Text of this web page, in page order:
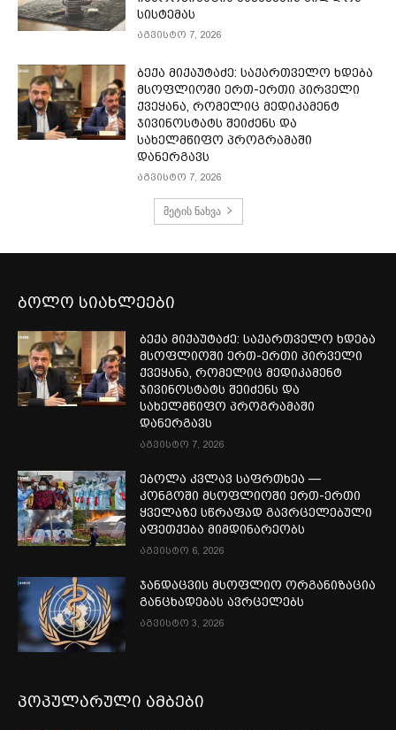
სისტემას
აგვისტო 7, 2026
ბექა მიქაუტაძე: საქართველო ხდება
მსოფლიოში ერთ-ერთი პირველი
ქვეყანა, რომელიც მედიკამენტ
ჯივინოსტატს შეიძენს და
სახელმწიფო პროგრამაში
დანერგავს
აგვისტო 7, 2026
მეტის ნახვა
ბოლო სიახლეები
ბექა მიქაუტაძე: საქართველო ხდება
მსოფლიოში ერთ-ერთი პირველი
ქვეყანა, რომელიც მედიკამენტ
ჯივინოსტატს შეიძენს და
სახელმწიფო პროგრამაში
დანერგავს
აგვისტო 7, 2026
ებოლა კვლავ საფრთხეა —
კონგოში მსოფლიოში ერთ-ერთი
ყველაზე სწრაფად გავრცელებული
აფეთქება მიმდინარეობს
აგვისტო 6, 2026
ჯანდაცვის მსოფლიო ორგანიზაცია
განცხადებას ავრცელებს
აგვისტო 3, 2026
პოპულარული ამბები